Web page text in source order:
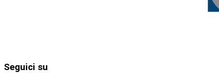
Seguici su